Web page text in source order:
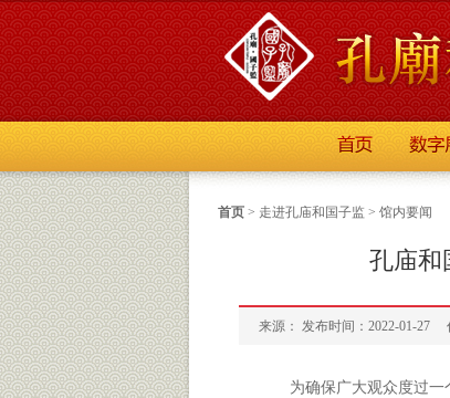
首页 > 走进孔庙和国子监 > 馆内要闻
孔庙和
来源： 发布时间：2022-01-27
为确保广大观众度过